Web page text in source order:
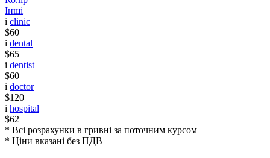
Інші
i clinic
$60
i dental
$65
i dentist
$60
i doctor
$120
i hospital
$62
* Всі розрахунки в гривні за поточним курсом
* Ціни вказані без ПДВ